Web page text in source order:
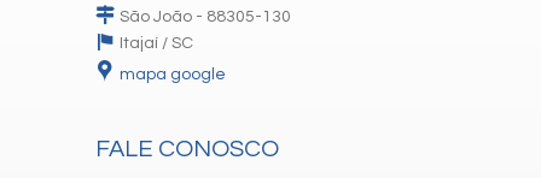
São João - 88305-130
Itajaí / SC
mapa google
FALE CONOSCO